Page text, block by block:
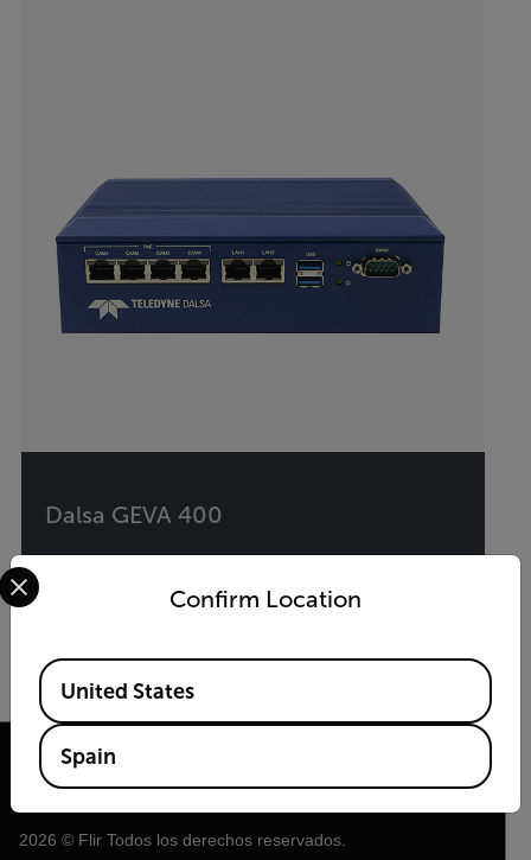
Dalsa GEVA 400
2026 © Flir Todos los derechos reservados.
Confirm Location
Select your preferred country and language from the
Available Locations
United States
Spain